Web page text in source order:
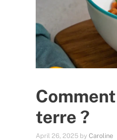
terre ?
April 26, 2025 by Caroline